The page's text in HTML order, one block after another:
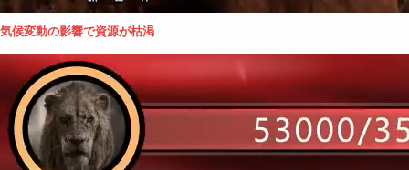
気候変動の影響で資源が枯渇